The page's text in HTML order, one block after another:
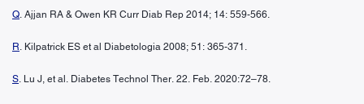
Q. Ajjan RA & Owen KR Curr Diab Rep 2014; 14: 559-566.
R. Kilpatrick ES et al Diabetologia 2008; 51: 365-371.
S. Lu J, et al. Diabetes Technol Ther. 22. Feb. 2020:72–78.